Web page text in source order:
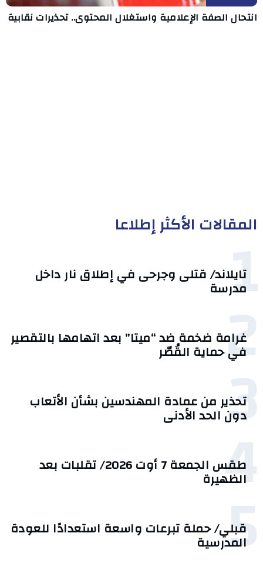
انتحال الصفة الإعلامية واستغلال المحتوى.. تحذيرات نقابية
المقالات الأكثر إطلاعا
1
تايلاند/ قتلى وجرحى في إطلاق نار داخل
مدرسة
2
غرامة ضخمة ضد “ميتا” بعد اتهامها بالتقصير
في حماية القُصّر
3
تحذير من عمادة المهندسين بشأن الأتعاب
دون الحد الأدنى
4 طقس الجمعة 7 أوت 2026/ تقلبات بعد
الظهيرة
5
قبلي/ حملة تبرعات واسعة استعدادًا للعودة
المدرسية